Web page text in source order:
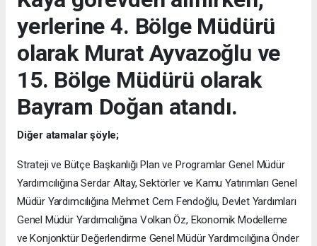
yerlerine 4. Bölge Müdürü
olarak Murat Ayvazoğlu ve
15. Bölge Müdürü olarak
Bayram Doğan atandı.
Diğer atamalar şöyle;
Strateji ve Bütçe Başkanlığı Plan ve Programlar Genel Müdür
Yardımcılığına Serdar Altay, Sektörler ve Kamu Yatırımları Genel
Müdür Yardımcılığına Mehmet Cem Fendoğlu, Devlet Yardımları
Genel Müdür Yardımcılığına Volkan Öz, Ekonomik Modelleme
ve Konjonktür Değerlendirme Genel Müdür Yardımcılığına Önder